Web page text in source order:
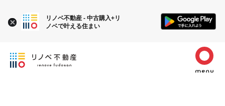
リノベ不動産 - 中古購入+リ
ノベで叶える住まい